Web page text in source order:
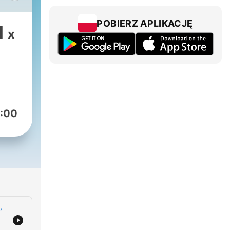
a
x
POBIERZ APLIKACJĘ